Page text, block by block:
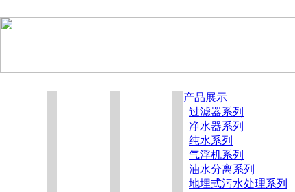
产品展示
过滤器系列
净水器系列
纯水系列
气浮机系列
油水分离系列
地埋式污水处理系列